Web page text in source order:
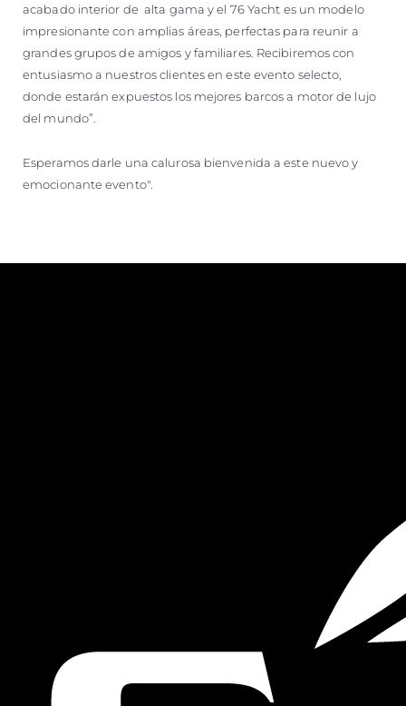
acabado interior de alta gama y el 76 Yacht es un modelo
impresionante con amplias áreas, perfectas para reunir a
grandes grupos de amigos y familiares. Recibiremos con
entusiasmo a nuestros clientes en este evento selecto,
donde estarán expuestos los mejores barcos a motor de lujo
del mundo”.
Esperamos darle una calurosa bienvenida a este nuevo y
emocionante evento".